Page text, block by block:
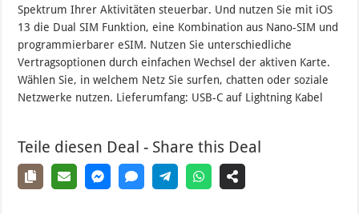
Spektrum Ihrer Aktivitäten steuerbar. Und nutzen Sie mit iOS
13 die Dual SIM Funktion, eine Kombination aus Nano-SIM und
programmierbarer eSIM. Nutzen Sie unterschiedliche
Vertragsoptionen durch einfachen Wechsel der aktiven Karte.
Wählen Sie, in welchem Netz Sie surfen, chatten oder soziale
Netzwerke nutzen. Lieferumfang: USB-C auf Lightning Kabel
Teile diesen Deal - Share this Deal